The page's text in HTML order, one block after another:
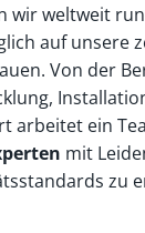
wir weltweit
auf unsere
Von der
arbeitet ein
mit
zu